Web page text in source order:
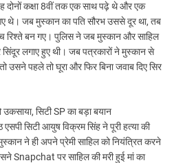
कक्षा 8वीं तक एक साथ पढ़े थे और एक
थे। जब मुस्कान का पति सौरभ उससे दूर था, तब
रिश्ते बन गए। पुलिस ने जब मुस्कान और साहिल
सिंदूर लगाए हुए थी। जब पत्रकारों ने मुस्कान से
उसने पहले तो घूरा और फिर बिना जवाब दिए सिर
सिटी SP का बड़ा बयान
सिटी आयुष विक्रम सिंह ने पूरी हत्या की
ने ही अपने प्रेमी साहिल को नियंत्रित करने
Snapchat पर साहिल की मरी हुई मां का